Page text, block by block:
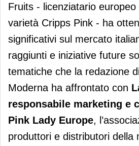
Fruits - licenziatario
varietà Cripps Pink - ha
significativi sul mercato
raggiunti e iniziative future
tematiche che la redazione
Moderna ha affrontato con
responsabile marketing e
Pink Lady Europe,
produttori e distributori della